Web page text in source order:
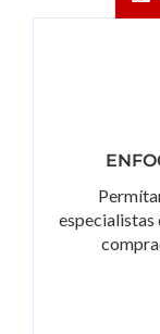
especialistas